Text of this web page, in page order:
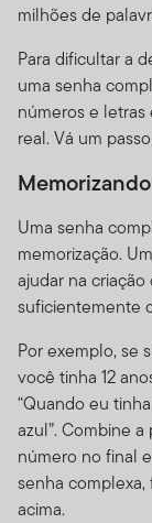
milhões de
Para dificultar a
uma senha
números e
real. Vá um
Uma senha
memorização.
ajudar na
suficientemente
Por exemplo, se
você tinha 12
“Quando eu
azul”. Combine
número no final
senha
acima.
Política de
de nossos
pessoais
investidores
respeito ao
tomamos para
Transmissão
pode envolver
dados
informação de
eletrônicos
sendo efetivo